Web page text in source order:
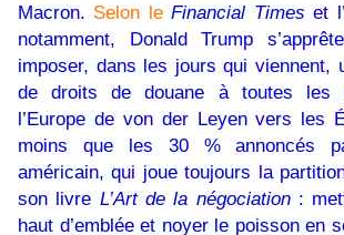
Macron. Selon leFinancial Times et
notamment, Donald Trump
imposer, dans les jours qui viennent,
de droits de douane à toutes les
l’Europe de von der Leyen vers les
moins que les 30 % annoncés
américain, qui joue toujours la
son livre L’Art de la négociation:
haut d’emblée et noyer le poisson en